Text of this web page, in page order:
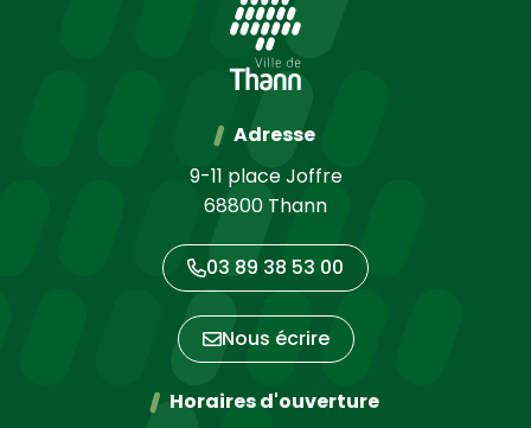
Adresse
9-11 place Joffre
68800 Thann
03 89 38 53 00
Nous écrire
Horaires d'ouverture